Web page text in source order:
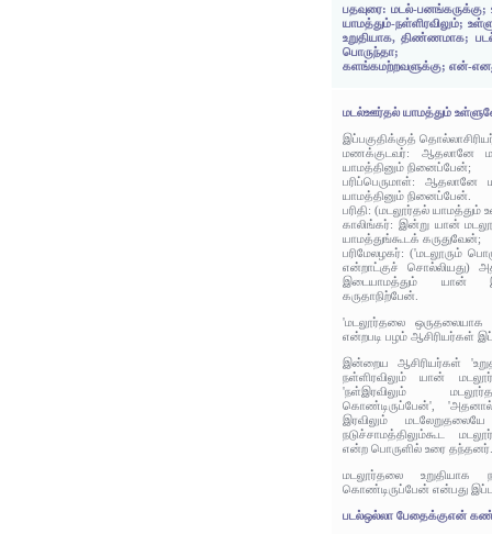
பதவுரை: மடல்-
யாமத்தும்-நள்ளிரவிலும்;
உறுதியாக, திண்ணமாக;
பொருந்தா;
களங்கமற்றவளுக்கு; என்-
மடல்ஊர்தல் யாமத்தும்
இப்பகுதிக்குத்
மணக்குடவர்: ஆதலானே
யாமத்தினும் நினைப்பேன்;
பரிப்பெருமாள்: ஆதலானே
யாமத்தினும் நினைப்பேன்.
பரிதி: (மடலூர்தல் யாமத்தும்
காலிங்கர்: இன்று யான்
யாமத்துங்கூடக் கருதுவேன்;
பரிமேலழகர்: ('மடலூரும்
என்றாட்குச் சொல்லியது)
இடையாமத்தும் யான்
கருதாநிற்பேன்.
'மடலூர்தலை ஒருதலையாக
என்றபடி பழம் ஆசிரியர்கள்
இன்றைய ஆசிரியர்கள்
நள்ளிரவிலும் யான்
'நள்இரவிலும்
கொண்டிருப்பேன்',
இரவிலும்
நடுச்சாமத்திலும்கூட
என்ற பொருளில் உரை
மடலூர்தலை உறுதியாக
கொண்டிருப்பேன் என்பது
படல்ஒல்லா பேதைக்குஎன்